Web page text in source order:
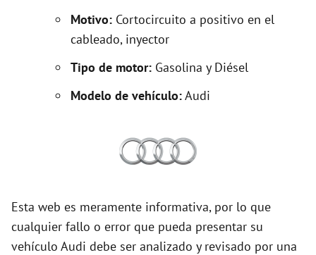
Motivo: Cortocircuito a positivo en el
cableado, inyector
Tipo de motor: Gasolina y Diésel
Modelo de vehículo:Audi
Esta web es meramente informativa, por lo que
cualquier fallo o error que pueda presentar su
vehículo Audi debe ser analizado y revisado por una